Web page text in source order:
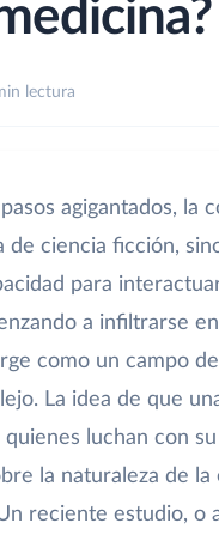
lectura
agigantados, la
ciencia ficción,
para
a infiltrarse
como un campo
La idea de que
luchan con
la naturaleza de la
reciente estudio, o